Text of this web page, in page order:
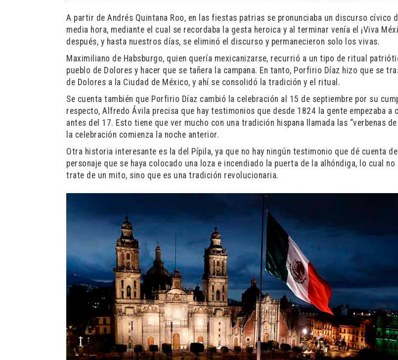
A partir de Andrés Quintana Roo, en las fiestas patrias se pronunciaba un discurso cívico
media hora, mediante el cual se recordaba la gesta heroica y al terminar venía el ¡Viva
después, y hasta nuestros días, se eliminó el discurso y permanecieron solo los vivas.
Maximiliano de Habsburgo, quien quería mexicanizarse, recurrió a un tipo de ritual
pueblo de Dolores y hacer que se tañera la campana. En tanto, Porfirio Díaz hizo que se
de Dolores a la Ciudad de México, y ahí se consolidó la tradición y el ritual.
Se cuenta también que Porfirio Díaz cambió la celebración al 15 de septiembre por su
respecto, Alfredo Ávila precisa que hay testimonios que desde 1824 la gente empezaba a
antes del 17. Esto tiene que ver mucho con una tradición hispana llamada las “verbenas
la celebración comienza la noche anterior.
Otra historia interesante es la del Pípila, ya que no hay ningún testimonio que dé cuenta
personaje que se haya colocado una loza e incendiado la puerta de la alhóndiga, lo cual
trate de un mito, sino que es una tradición revolucionaria.